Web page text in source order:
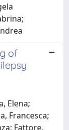
of
Elena;
Francesca;
Fattore,